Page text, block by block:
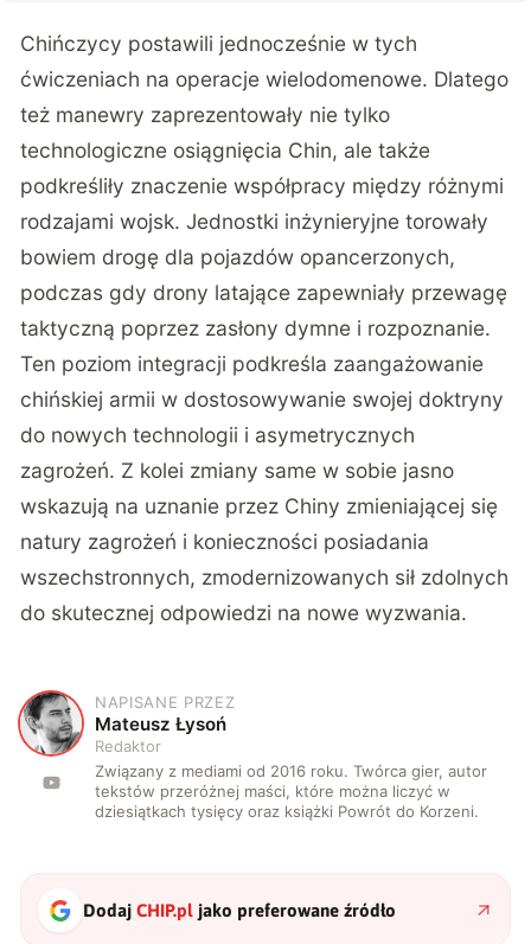
Chińczycy postawili jednocześnie w tych
ćwiczeniach na operacje wielodomenowe. Dlatego
też manewry zaprezentowały nie tylko
technologiczne osiągnięcia Chin, ale także
podkreśliły znaczenie współpracy między różnymi
rodzajami wojsk. Jednostki inżynieryjne torowały
bowiem drogę dla pojazdów opancerzonych,
podczas gdy drony latające zapewniały przewagę
taktyczną poprzez zasłony dymne i rozpoznanie.
Ten poziom integracji podkreśla zaangażowanie
chińskiej armii w dostosowywanie swojej doktryny
do nowych technologii i asymetrycznych
zagrożeń. Z kolei zmiany same w sobie jasno
wskazują na uznanie przez Chiny zmieniającej się
natury zagrożeń i konieczności posiadania
wszechstronnych, zmodernizowanych sił zdolnych
do skutecznej odpowiedzi na nowe wyzwania.
M
NAPISANE PRZEZ
Mateusz Łysoń
Redaktor
Związany z mediami od 2016 roku. Twórca gier, autor
tekstów przeróżnej maści, które można liczyć w
dziesiątkach tysięcy oraz książki Powrót do Korzeni.
DodajCHIP.pl jako preferowane źródło